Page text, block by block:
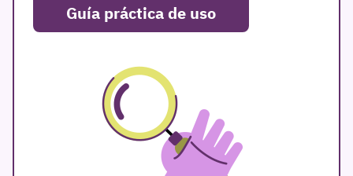
Guía práctica de uso